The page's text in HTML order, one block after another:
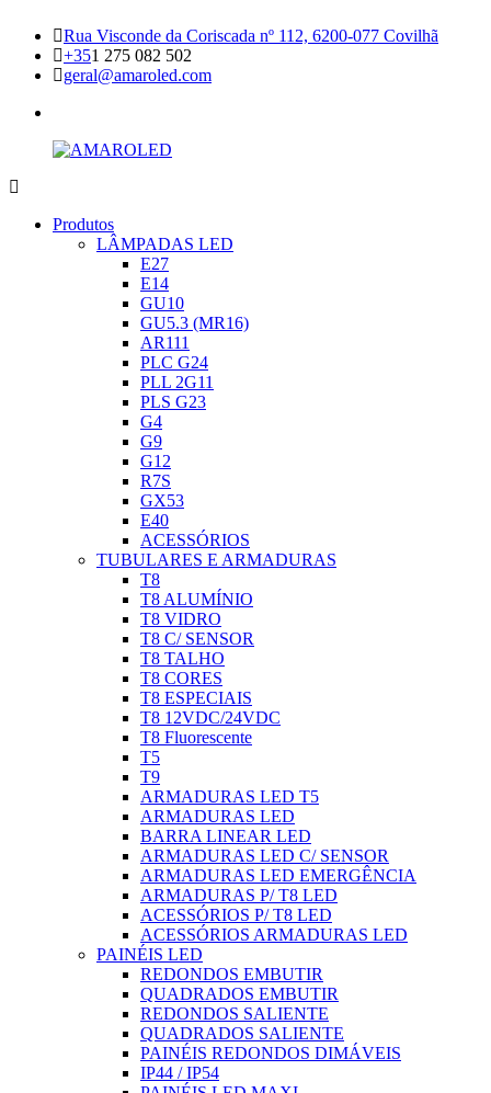
content
Rua Visconde da Coriscada nº 112, 6200-077 Covilhã
+351 275 082 502
geral@amaroled.com
LED
Produtos
LÂMPADAS LED
E27
E14
GU10
GU5.3 (MR16)
AR111
PLC G24
PLL 2G11
PLS G23
G4
G9
G12
R7S
GX53
E40
ACESSÓRIOS
TUBULARES E ARMADURAS
T8
T8 ALUMÍNIO
T8 VIDRO
T8 C/ SENSOR
T8 TALHO
T8 CORES
T8 ESPECIAIS
T8 12VDC/24VDC
T8 Fluorescente
T5
T9
ARMADURAS LED T5
ARMADURAS LED
BARRA LINEAR LED
ARMADURAS LED C/ SENSOR
ARMADURAS LED EMERGÊNCIA
ARMADURAS P/ T8 LED
ACESSÓRIOS P/ T8 LED
ACESSÓRIOS ARMADURAS LED
PAINÉIS LED
REDONDOS EMBUTIR
QUADRADOS EMBUTIR
REDONDOS SALIENTE
QUADRADOS SALIENTE
PAINÉIS REDONDOS DIMÁVEIS
IP44 / IP54